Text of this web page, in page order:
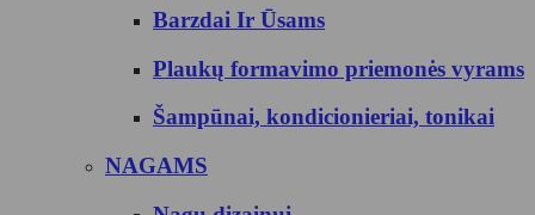
Barzdai Ir Ūsams
Plaukų formavimo priemonės vyrams
Šampūnai, kondicionieriai, tonikai
NAGAMS